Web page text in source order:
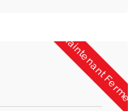
Maintenant Fermée